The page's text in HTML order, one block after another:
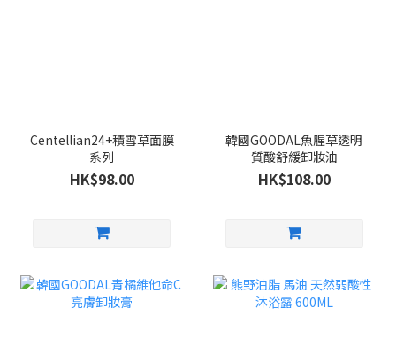
Centellian24+積雪草面膜
系列
HK$98.00
韓國GOODAL魚腥草透明
質酸舒緩卸妝油
HK$108.00